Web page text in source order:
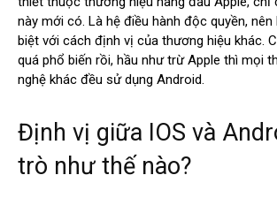
này mới có. Là hệ điều hành độc quyền,
biệt với cách định vị của thương hiệu khác.
quá phổ biến rồi, hầu như trừ Apple thì mọi
nghệ khác đều sử dụng Android.
Định vị giữa IOS và
trò như thế nào?